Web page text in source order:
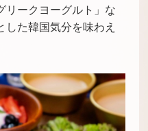
リークヨーグルト」な
した韓国気分を味わえ